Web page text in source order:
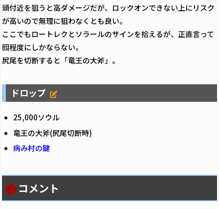
頭付近を狙うと高ダメージだが、ロックオンできない上にリスク
が高いので無理に狙わなくとも良い。
ここでもロートレクとソラールのサインを拾えるが、正直言って
囮程度にしかならない。
尻尾を切断すると「竜王の大斧」。
ドロップ
25,000ソウル
竜王の大斧(尻尾切断時)
病み村の鍵
コメント